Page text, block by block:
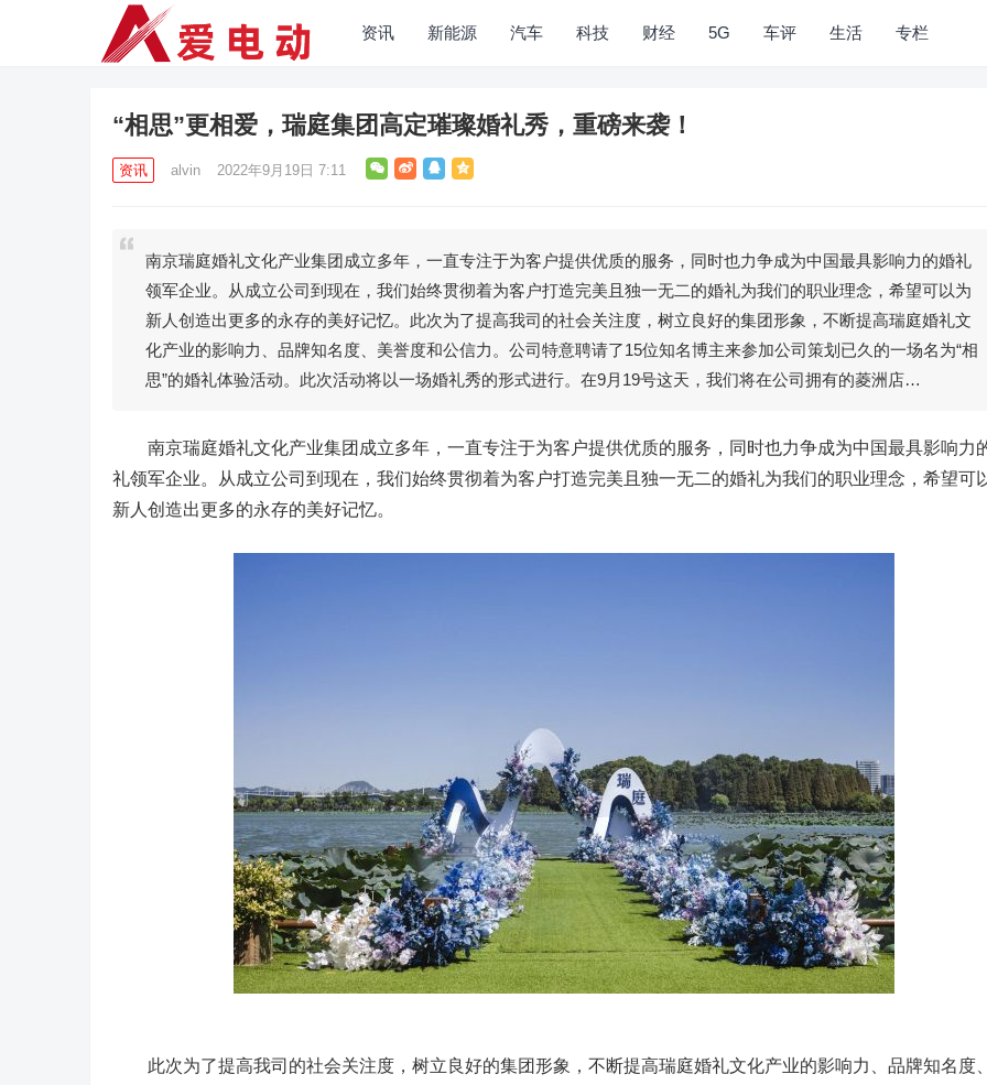
资讯 新能源 汽车 科技 财经 5G 车评 生活 专栏
“相思”更相爱，瑞庭集团高定璀璨婚礼秀，重磅来袭！
资讯 alvin 2022年9月19日 7:11
南京瑞庭婚礼文化产业集团成立多年，一直专注于为客户提供优质的服务，同时也力争成为中国最具影响力的婚礼
领军企业。从成立公司到现在，我们始终贯彻着为客户打造完美且独一无二的婚礼为我们的职业理念，希望可以为
新人创造出更多的永存的美好记忆。此次为了提高我司的社会关注度，树立良好的集团形象，不断提高瑞庭婚礼文
化产业的影响力、品牌知名度、美誉度和公信力。公司特意聘请了15位知名博主来参加公司策划已久的一场名为“相
思”的婚礼体验活动。此次活动将以一场婚礼秀的形式进行。在9月19号这天，我们将在公司拥有的菱洲店…
南京瑞庭婚礼文化产业集团成立多年，一直专注于为客户提供优质的服务，同时也力争成为中国最具影响力
礼领军企业。从成立公司到现在，我们始终贯彻着为客户打造完美且独一无二的婚礼为我们的职业理念，希望可
新人创造出更多的永存的美好记忆。
此次为了提高我司的社会关注度，树立良好的集团形象，不断提高瑞庭婚礼文化产业的影响力、品牌知名度